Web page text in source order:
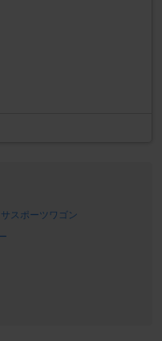
スポーツワゴン